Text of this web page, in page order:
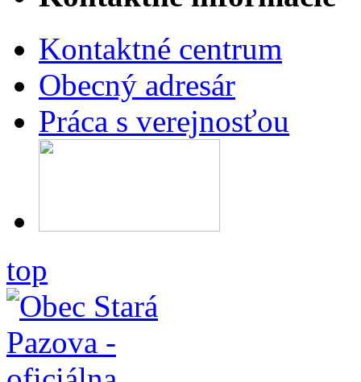
Kontaktné centrum
Obecný adresár
Práca s verejnosťou
top